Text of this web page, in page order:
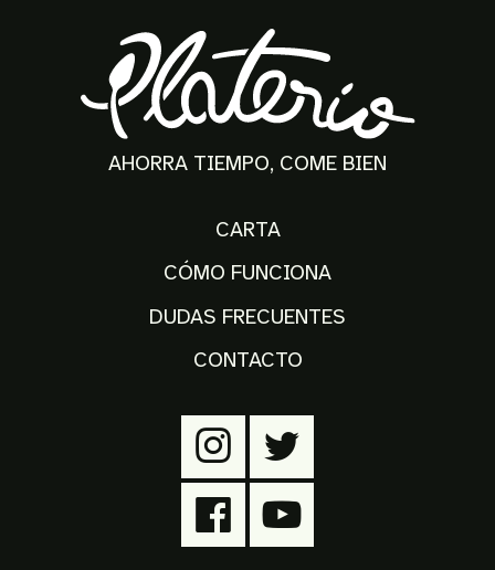
CARTA
CÓMO FUNCIONA
DUDAS FRECUENTES
CONTACTO
AHORRA TIEMPO, COME BIEN